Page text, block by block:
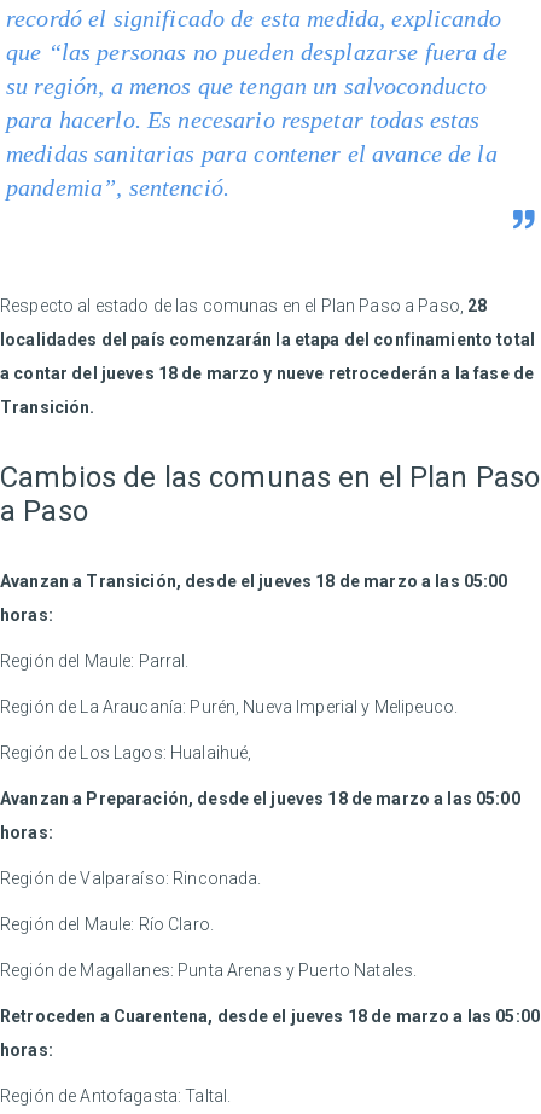
recordó el significado de esta medida, explicando
que “las personas no pueden desplazarse fuera de
su región, a menos que tengan un salvoconducto
para hacerlo. Es necesario respetar todas estas
medidas sanitarias para contener el avance de la
pandemia”, sentenció.
Respecto al estado de las comunas en el Plan Paso a Paso, 28
localidades del país comenzarán la etapa del confinamiento total
a contar del jueves 18 de marzo y nueve retrocederán a la fase de
Transición.
Cambios de las comunas en el Plan Paso
a Paso
Avanzan a Transición, desde el jueves 18 de marzo a las 05:00
horas:
Región del Maule: Parral.
Región de La Araucanía: Purén, Nueva Imperial y Melipeuco.
Región de Los Lagos: Hualaihué,
Avanzan a Preparación, desde el jueves 18 de marzo a las 05:00
horas:
Región de Valparaíso: Rinconada.
Región del Maule: Río Claro.
Región de Magallanes: Punta Arenas y Puerto Natales.
Retroceden a Cuarentena, desde el jueves 18 de marzo a las 05:00
horas:
Región de Antofagasta: Taltal.